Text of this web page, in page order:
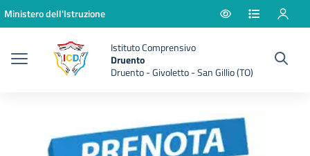
Vai ai contenuti
Vai al menu di navigazione
Vai al footer
Ministero dell'Istruzione
Istituto Comprensivo
Druento
Druento - Givoletto - San Gillio (TO)